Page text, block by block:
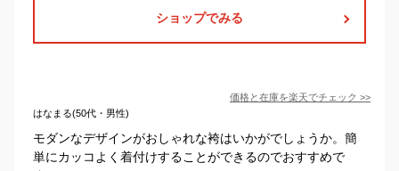
ショップでみる
価格と在庫を楽天でチェック >>
はなまる(50代・男性)
モダンなデザインがおしゃれな袴はいかがでしょうか。簡
単にカッコよく着付けすることができるのでおすすめで